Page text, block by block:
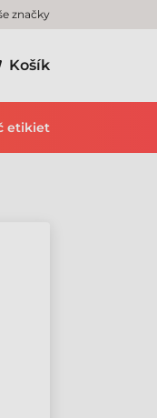
značky
Košík
etikiet